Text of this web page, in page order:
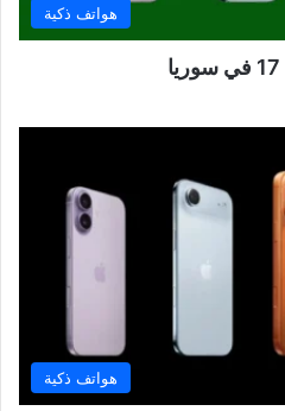
هواتف ذكية
هواتف ذكية